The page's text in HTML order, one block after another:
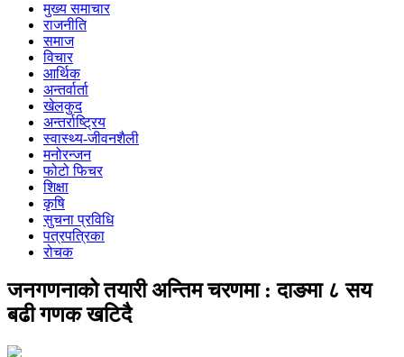
मुख्य समाचार
राजनीति
समाज
विचार
आर्थिक
अन्तर्वार्ता
खेलकुद
अन्तर्राष्ट्रिय
स्वास्थ्य-जीवनशैली
मनोरन्जन
फोटो फिचर
शिक्षा
कृषि
सुचना प्रविधि
पत्रपत्रिका
रोचक
जनगणनाको तयारी अन्तिम चरणमा : दाङमा ८ सय
बढी गणक खटिदै